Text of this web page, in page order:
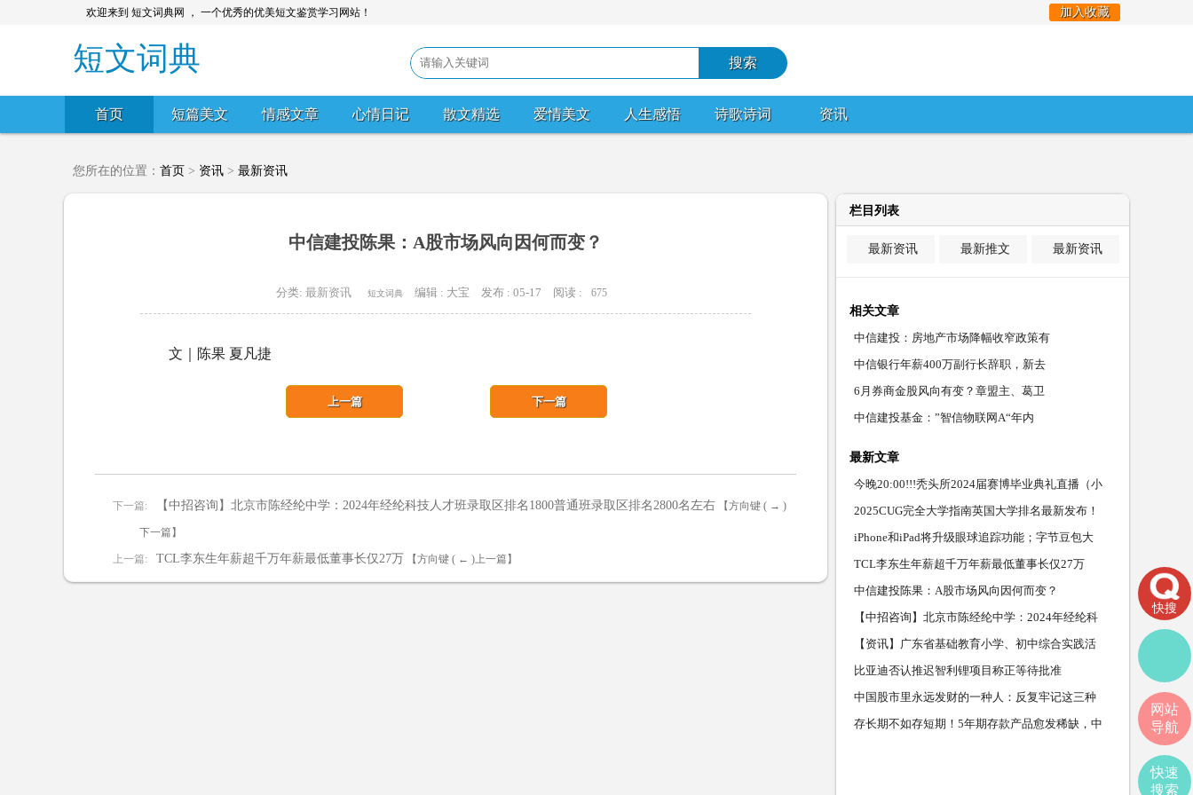
欢迎来到 短文词典网 ， 一个优秀的优美短文鉴赏学习网站！ 加入收藏
短文词典
首页 短篇美文 情感文章 心情日记 散文精选 爱情美文 人生感悟 诗歌诗词 资讯
您所在的位置： 首页 > 资讯 > 最新资讯
中信建投陈果：A股市场风向因何而变？
分类: 最新资讯 短文词典 编辑 : 大宝 发布 : 05-17 阅读 : 675
文｜陈果 夏凡捷
下一篇: 【中招咨询】北京市陈经纶中学：2024年经纶科技人才班录取区排名1800普通班录取区排名2800名左右
下一篇
【方向键 ( → )
下一篇】
上一篇: TCL李东生年薪超千万年薪最低董事长仅27万
上一篇
【方向键 ( ← )上一篇】
栏目列表
最新资讯 最新推文 最新资讯
相关文章
中信建投：房地产市场降幅收窄政策有
中信银行年薪400万副行长辞职，新去
6月券商金股风向有变？章盟主、葛卫
中信建投基金：”智信物联网A“年内
最新文章
今晚20:00!!!秃头所2024届赛博毕业典礼直播（小
品/颁奖/
2025CUG完全大学指南英国大学排名最新发布！
剑桥蝉联榜
iPhone和iPad将升级眼球追踪功能；字节豆包大
模型全面开
TCL李东生年薪超千万年薪最低董事长仅27万
中信建投陈果：A股市场风向因何而变？
【中招咨询】北京市陈经纶中学：2024年经纶科
技人才班录
【资讯】广东省基础教育小学、初中综合实践活
动学科教
比亚迪否认推迟智利锂项目称正等待批准
中国股市里永远发财的一种人：反复牢记这三种
盘口语言，稳
存长期不如存短期！5年期存款产品愈发稀缺，中
快搜
网站
导航
快速
搜索